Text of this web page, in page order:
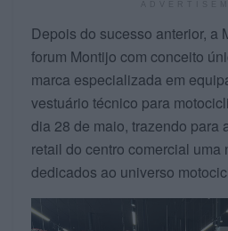
Depois do sucesso anterior, a
forum Montijo com conceito
marca especializada em
vestuário técnico para
dia 28 de maio, trazendo para
retail do centro comercial uma
dedicados ao universo